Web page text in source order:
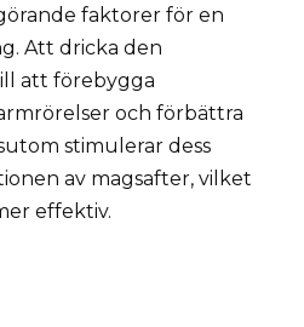
faktorer för en
Att dricka den
att förebygga
och förbättra
stimulerar dess
av magsafter, vilket
effektiv.